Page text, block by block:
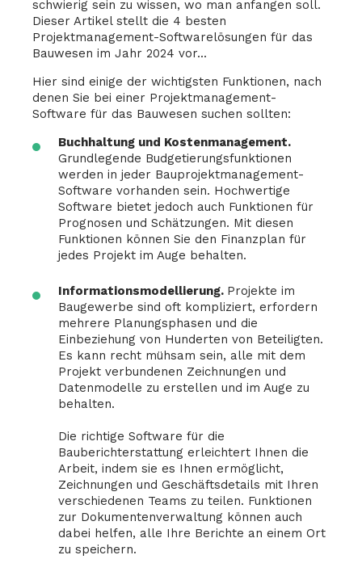
schwierig sein zu wissen, wo man anfangen soll.
Dieser Artikel stellt die 4 besten
Projektmanagement-Softwarelösungen für das
Bauwesen im Jahr 2024 vor...
Hier sind einige der wichtigsten Funktionen, nach
denen Sie bei einer Projektmanagement-
Software für das Bauwesen suchen sollten:
Buchhaltung und Kostenmanagement.
Grundlegende Budgetierungsfunktionen
werden in jeder Bauprojektmanagement-
Software vorhanden sein. Hochwertige
Software bietet jedoch auch Funktionen für
Prognosen und Schätzungen. Mit diesen
Funktionen können Sie den Finanzplan für
jedes Projekt im Auge behalten.
Informationsmodellierung. Projekte im
Baugewerbe sind oft kompliziert, erfordern
mehrere Planungsphasen und die
Einbeziehung von Hunderten von Beteiligten.
Es kann recht mühsam sein, alle mit dem
Projekt verbundenen Zeichnungen und
Datenmodelle zu erstellen und im Auge zu
behalten.
Die richtige Software für die
Bauberichterstattung erleichtert Ihnen die
Arbeit, indem sie es Ihnen ermöglicht,
Zeichnungen und Geschäftsdetails mit Ihren
verschiedenen Teams zu teilen. Funktionen
zur Dokumentenverwaltung können auch
dabei helfen, alle Ihre Berichte an einem Ort
zu speichern.